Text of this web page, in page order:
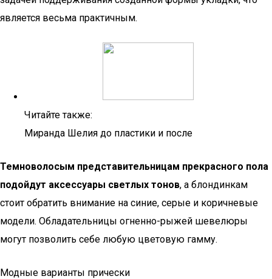
является весьма практичным.
Читайте также:
Миранда Шелия до пластики и после
Темноволосым представительницам прекрасного пола
подойдут аксессуары светлых тонов, а блондинкам
стоит обратить внимание на синие, серые и коричневые
модели. Обладательницы огненно-рыжей шевелюры
могут позволить себе любую цветовую гамму.
Модные варианты прически